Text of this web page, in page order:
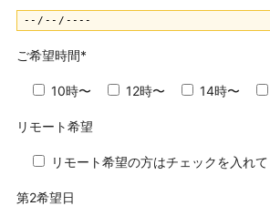
ご希望時間*
10時〜 12時〜 14時〜
リモート希望
リモート希望の方はチェックを入れて
第2希望日